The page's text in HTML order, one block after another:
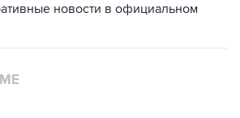
новости в официальном